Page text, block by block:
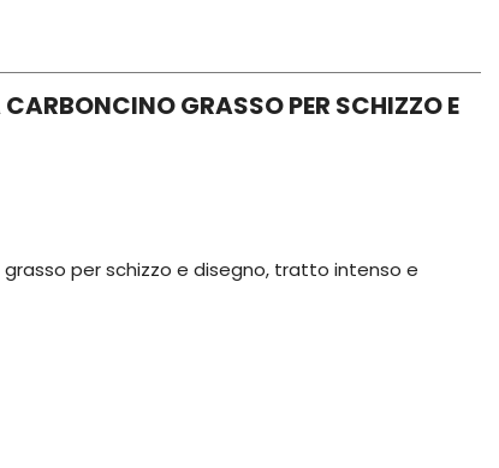
GRASSO PER SCHIZZO E
per schizzo e disegno, tratto intenso e